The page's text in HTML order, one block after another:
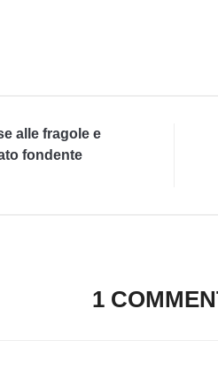
alle fragole e
fondente
1